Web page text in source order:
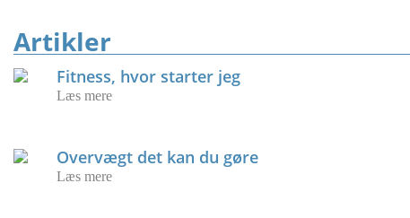
Artikler
Fitness, hvor starter jeg
Læs mere
Overvægt det kan du gøre
Læs mere